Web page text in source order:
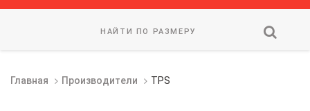
НАЙТИ ПО РАЗМЕРУ
Главная Производители TPS